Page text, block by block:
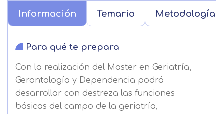
Información Temario Metodología
Para qué te prepara
Con la realización del Master en Geriatría,
Gerontología y Dependencia podrá
desarrollar con destreza las funciones
básicas del campo de la geriatría,